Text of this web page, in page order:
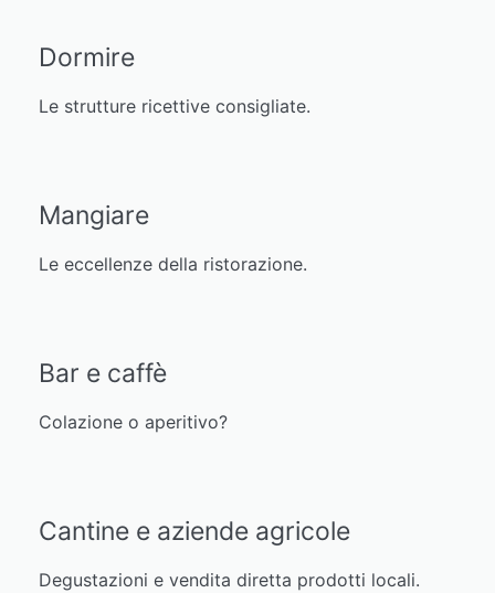
Dormire
Le strutture ricettive consigliate.
Mangiare
Le eccellenze della ristorazione.
Bar e caffè
Colazione o aperitivo?
Cantine e aziende agricole
Degustazioni e vendita diretta prodotti locali.